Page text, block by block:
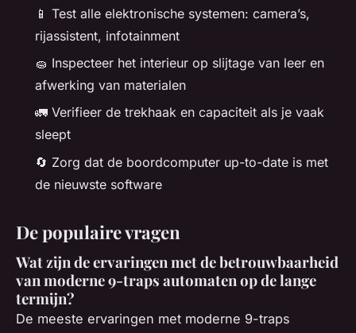
📱 Test alle elektronische systemen: camera’s,
rijassistent, infotainment
🧽 Inspecteer het interieur op slijtage van leer en
afwerking van materialen
🚛 Verifieer de trekhaak en capaciteit als je vaak
sleept
🔄 Zorg dat de boordcomputer up-to-date is met
de nieuwste software
De populaire vragen
Wat zijn de ervaringen met de betrouwbaarheid
van moderne 9-traps automaten op de lange
termijn?
De meeste ervaringen met moderne 9-traps